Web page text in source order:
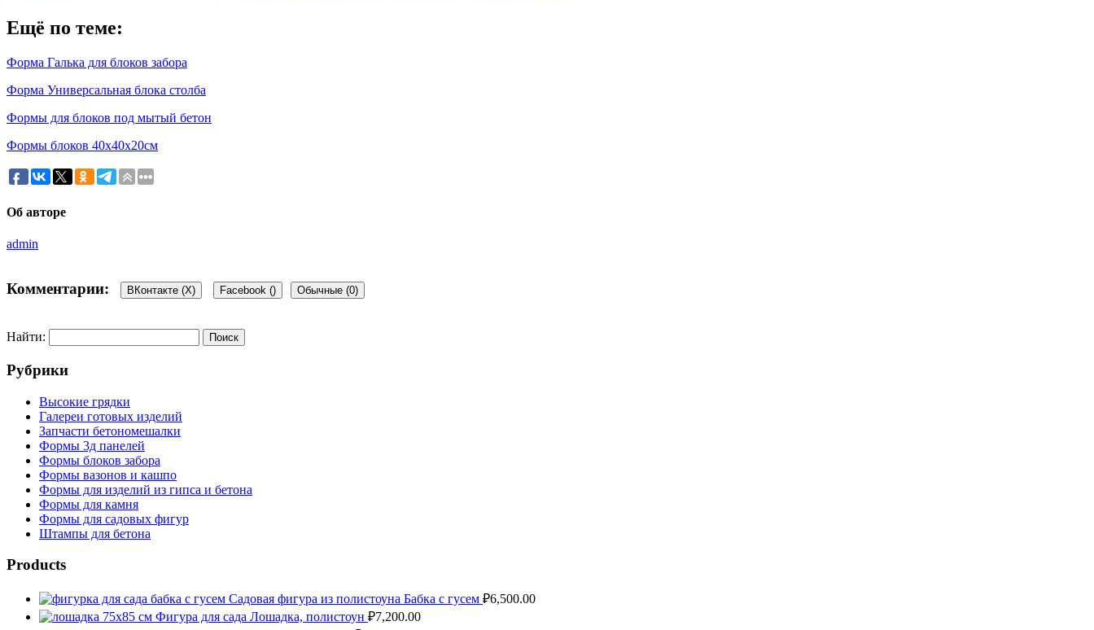
Ещё по теме:
Форма Галька для блоков забора
Форма Универсальная блока столба
Формы для блоков под мытый бетон
Формы блоков 40х40х20см
Об авторе
admin
Комментарии: ВКонтакте (X) Facebook () Обычные (0)
Комментарий*
Имя *
Email*
Найти:
Рубрики
Высокие грядки
Галереи готовых изделий
Запчасти бетономешалки
Формы 3д панелей
Формы блоков забора
Формы вазонов и кашпо
Формы для изделий из гипса и бетона
Формы для камня
Формы для садовых фигур
Штампы для бетона
Products
Садовая фигура из полистоуна Бабка с гусем ₽6,500.00
Фигура для сада Лошадка, полистоун ₽7,200.00